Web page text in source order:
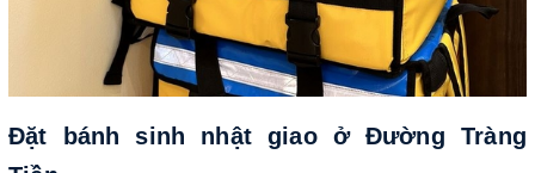
Đặt bánh sinh nhật giao ở Đường Tràng